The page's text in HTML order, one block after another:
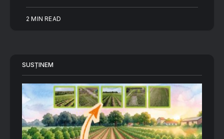
2 MIN READ
SUSȚINEM